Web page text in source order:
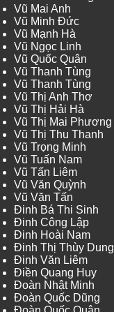
Vũ Mai Anh
Vũ Minh Đức
Vũ Mạnh Hà
Vũ Ngọc Linh
Vũ Quốc Quân
Vũ Thanh Tùng
Vũ Thanh Tùng
Vũ Thị Anh Thơ
Vũ Thị Hải Hà
Vũ Thị Mai Phương
Vũ Thị Thu Thanh
Vũ Trọng Minh
Vũ Tuấn Nam
Vũ Tấn Liêm
Vũ Văn Quỳnh
Vũ Văn Tấn
Đinh Bá Thi Sinh
Đinh Công Lập
Đinh Hoài Nam
Đinh Thị Thùy Dung
Đinh Văn Liêm
Điền Quang Huy
Đoàn Nhật Minh
Đoàn Quốc Dũng